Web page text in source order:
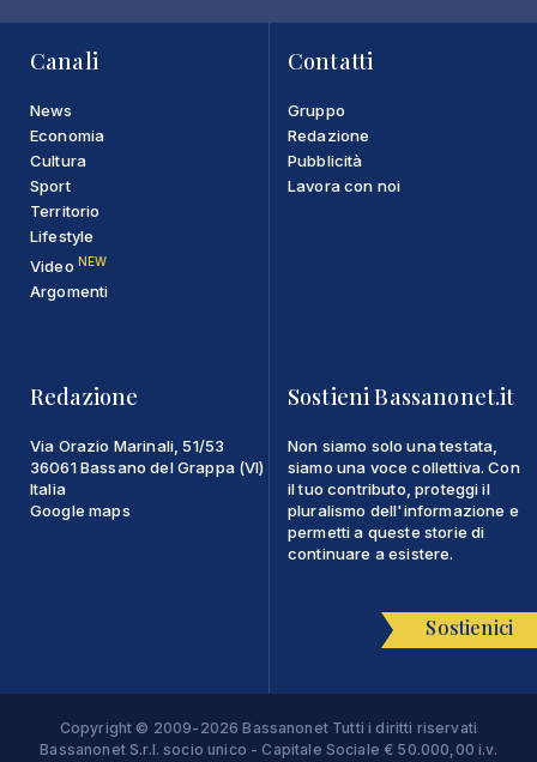
Canali
News
Economia
Cultura
Sport
Territorio
Lifestyle
Video NEW
Argomenti
Contatti
Gruppo
Redazione
Pubblicità
Lavora con noi
Redazione
Via Orazio Marinali, 51/53
36061 Bassano del Grappa (VI)
Italia
Google maps
Sostieni Bassanonet.it
Non siamo solo una testata,
siamo una voce collettiva. Con
il tuo contributo, proteggi il
pluralismo dell'informazione e
permetti a queste storie di
continuare a esistere.
Sostienici
Copyright © 2009-2026 Bassanonet Tutti i diritti riservati
Bassanonet S.r.l. socio unico - Capitale Sociale € 50.000,00 i.v.